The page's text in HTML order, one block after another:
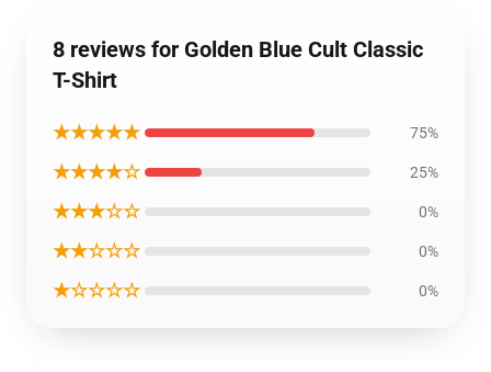
8 reviews for Golden Blue Cult Classic
T-Shirt
★★★★★ 75%
★★★★☆ 25%
★★★☆☆ 0%
★★☆☆☆ 0%
★☆☆☆☆ 0%